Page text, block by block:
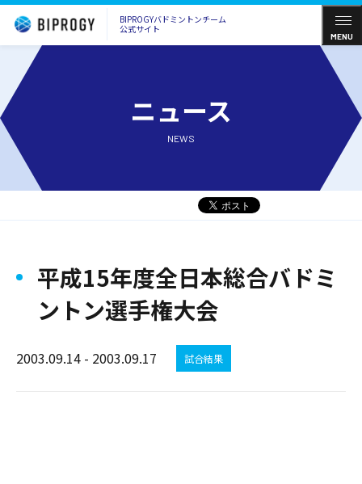
BIPROGYバドミントンチーム
公式サイト
MENU
ニュース
NEWS
平成15年度全日本総合バドミ
ントン選手権大会
2003.09.14 - 2003.09.17 試合結果